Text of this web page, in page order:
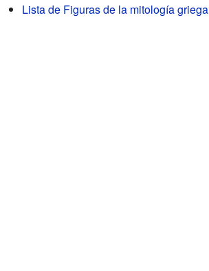
Lista de Figuras de la mitología griega